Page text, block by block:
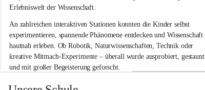
l
e
G
l
o
g
g
n
i
Erlebniswelt der Wissenschaft.
An zahlreichen interaktiven Stationen konnten die Kinder selbst
experimentieren, spannende Phänomene entdecken und Wissenschaft
hautnah erleben. Ob Robotik, Naturwissenschaften, Technik oder
kreative Mitmach-Experimente – überall wurde ausprobiert, gestaunt
und mit großer Begeisterung geforscht.
Besonders beeindruckend war, dass Wissenschaftlerinnen und